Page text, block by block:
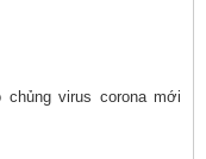
virus corona mới